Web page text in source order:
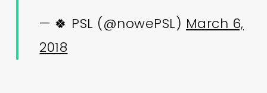
— 🍀 PSL (@nowePSL) March 6,
2018